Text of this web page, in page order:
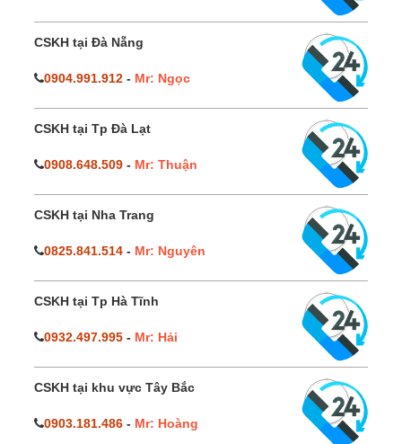
CSKH tại Đà Nẵng
0904.991.912 - Mr: Ngọc
CSKH tại Tp Đà Lạt
0908.648.509 - Mr: Thuận
CSKH tại Nha Trang
0825.841.514 - Mr: Nguyên
CSKH tại Tp Hà Tĩnh
0932.497.995 - Mr: Hải
CSKH tại khu vực Tây Bắc
0903.181.486 - Mr: Hoàng